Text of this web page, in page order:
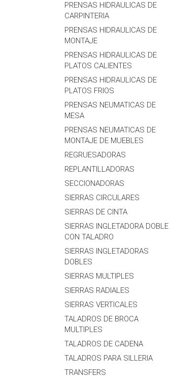
PRENSAS HIDRAULICAS DE
CARPINTERIA
PRENSAS HIDRAULICAS DE
MONTAJE
PRENSAS HIDRAULICAS DE
PLATOS CALIENTES
PRENSAS HIDRAULICAS DE
PLATOS FRIOS
PRENSAS NEUMATICAS DE
MESA
PRENSAS NEUMATICAS DE
MONTAJE DE MUEBLES
REGRUESADORAS
REPLANTILLADORAS
SECCIONADORAS
SIERRAS CIRCULARES
SIERRAS DE CINTA
SIERRAS INGLETADORA DOBLE
CON TALADRO
SIERRAS INGLETADORAS
DOBLES
SIERRAS MULTIPLES
SIERRAS RADIALES
SIERRAS VERTICALES
TALADROS DE BROCA
MULTIPLES
TALADROS DE CADENA
TALADROS PARA SILLERIA
TRANSFERS